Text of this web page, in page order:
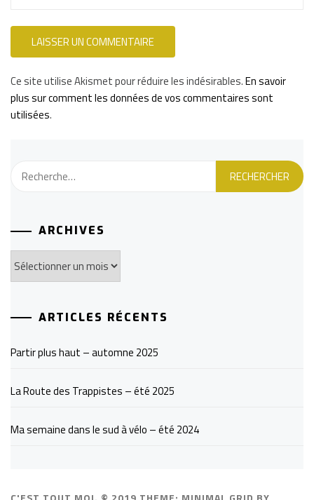
Ce site utilise Akismet pour réduire les indésirables.En savoir
plus sur comment les données de vos commentaires sont
utilisées.
ARCHIVES
Archives
ARTICLES RÉCENTS
Partir plus haut – automne 2025
La Route des Trappistes – été 2025
Ma semaine dans le sud à vélo – été 2024